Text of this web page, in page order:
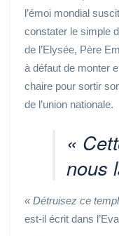
l’émoi mondial
constater le simple
de l’Elysée, Père
à défaut de monter
chaire pour sortir
de l’union nationale.
«
nous
« Détruisez ce
est-il écrit dans